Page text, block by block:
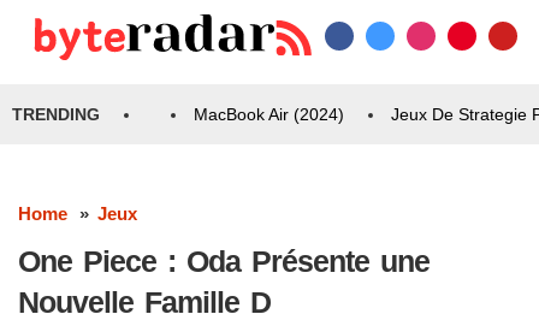
TRENDING MacBook Air (2024) Jeux De Strategie
Home Jeux
One Piece : Oda Présente une
Nouvelle Famille D